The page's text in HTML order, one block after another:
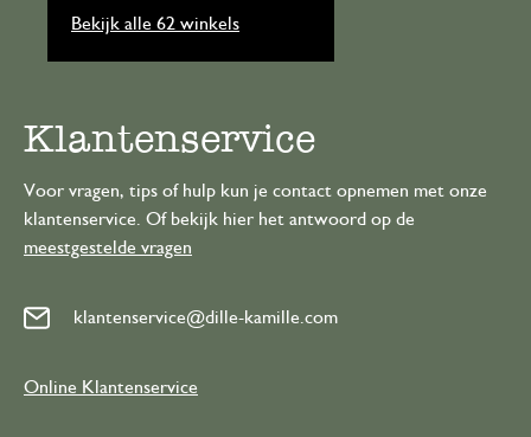
Bekijk alle 62 winkels
Klantenservice
Voor vragen, tips of hulp kun je contact opnemen met onze
klantenservice. Of bekijk hier het antwoord op de
meestgestelde vragen
klantenservice@dille-kamille.com
Online Klantenservice